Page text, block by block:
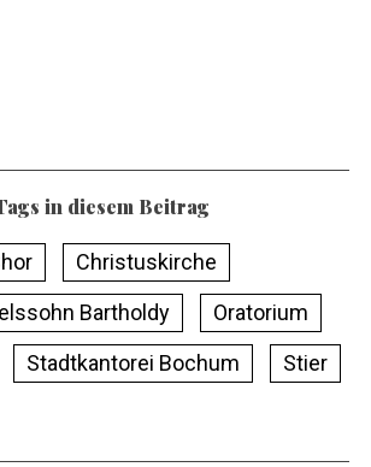
in diesem Beitrag
Christuskirche
Bartholdy
Oratorium
Stadtkantorei Bochum Stier